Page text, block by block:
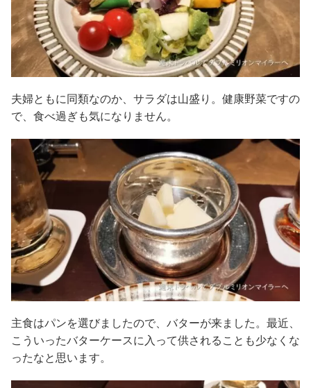
夫婦ともに同類なのか、サラダは山盛り。健康野菜ですの
で、食べ過ぎも気になりません。
主食はパンを選びましたので、バターが来ました。最近、
こういったバターケースに入って供されることも少なくな
ったなと思います。